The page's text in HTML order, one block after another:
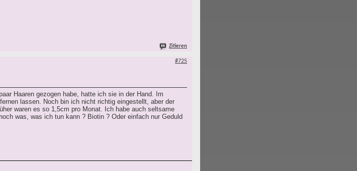
Zitieren
#725
Haaren gezogen habe, hatte ich sie in der Hand. Im
lassen. Noch bin ich nicht richtig eingestellt, aber der
waren es so 1,5cm pro Monat. Ich habe auch seltsame
was, was ich tun kann ? Biotin ? Oder einfach nur Geduld